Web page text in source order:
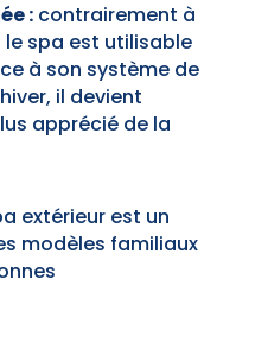
:contrairement à
le spa est utilisable
à son système de
il devient
apprécié de la
extérieur est un
modèles familiaux